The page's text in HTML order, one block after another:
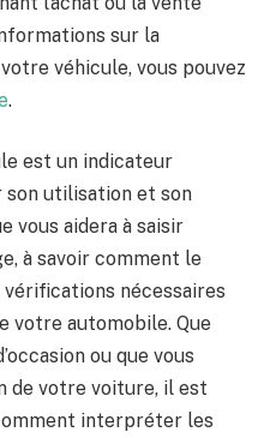
sur la
véhicule, vous pouvez
.
est un indicateur
son utilisation et son
vous aidera à saisir
à savoir comment le
nécessaires
votre automobile. Que
ou que vous
de votre voiture, il est
interpréter les